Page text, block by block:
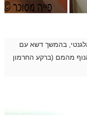
בהמשך דשא עם
מהמם (ברקע החרמון